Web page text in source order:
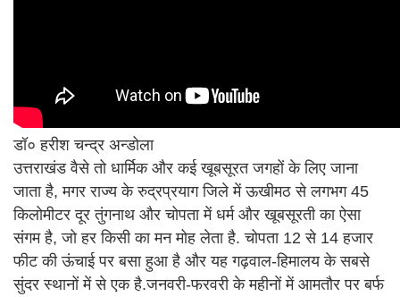
डॉ० हरीश चन्द्र अन्डोला
उत्तराखंड वैसे तो धार्मिक और कई खूबसूरत जगहों के लिए जाना
जाता है, मगर राज्य के रुद्रप्रयाग जिले में ऊखीमठ से लगभग 45
किलोमीटर दूर तुंगनाथ और चोपता में धर्म और खूबसूरती का ऐसा
संगम है, जो हर किसी का मन मोह लेता है. चोपता 12 से 14 हजार
फीट की ऊंचाई पर बसा हुआ है और यह गढ़वाल-हिमालय के सबसे
सुंदर स्थानों में से एक है.जनवरी-फरवरी के महीनों में आमतौर पर बर्फ